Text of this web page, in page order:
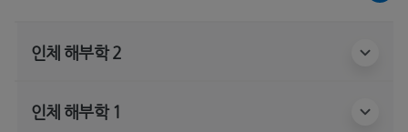
인체 해부학 2
인체 해부학 1